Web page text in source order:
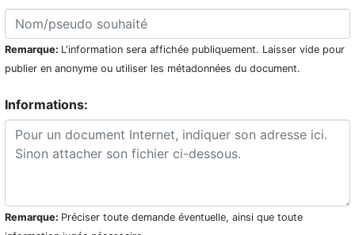
Remarque: L'information sera affichée publiquement. Laisser vide pour
publier en anonyme ou utiliser les métadonnées du document.
Informations:
Remarque: Préciser toute demande éventuelle, ainsi que toute